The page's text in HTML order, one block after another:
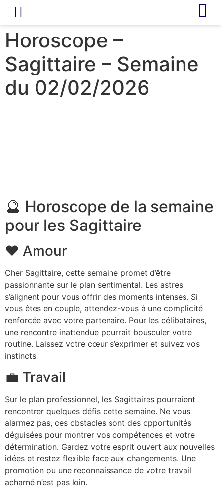
Horoscope –
Sagittaire – Semaine
du 02/02/2026
🔮 Horoscope de la semaine
pour les Sagittaire
❤️ Amour
Cher Sagittaire, cette semaine promet d’être
passionnante sur le plan sentimental. Les astres
s’alignent pour vous offrir des moments intenses. Si
vous êtes en couple, attendez-vous à une complicité
renforcée avec votre partenaire. Pour les célibataires,
une rencontre inattendue pourrait bousculer votre
routine. Laissez votre cœur s’exprimer et suivez vos
instincts.
💼 Travail
Sur le plan professionnel, les Sagittaires pourraient
rencontrer quelques défis cette semaine. Ne vous
alarmez pas, ces obstacles sont des opportunités
déguisées pour montrer vos compétences et votre
détermination. Gardez votre esprit ouvert aux nouvelles
idées et restez flexible face aux changements. Une
promotion ou une reconnaissance de votre travail
acharné n’est pas loin.